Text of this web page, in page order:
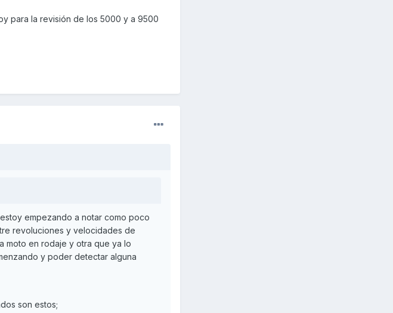
para la revisión de los 5000 y a 9500
empezando a notar como poco
revoluciones y velocidades de
moto en rodaje y otra que ya lo
y poder detectar alguna
son estos;